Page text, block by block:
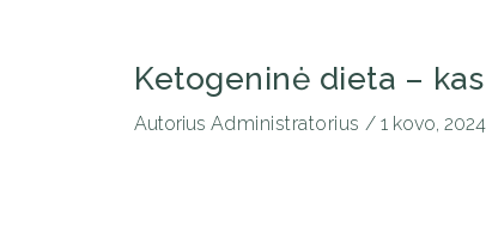
Ketogeninė dieta –
Autorius Administratorius/1 kovo, 2024